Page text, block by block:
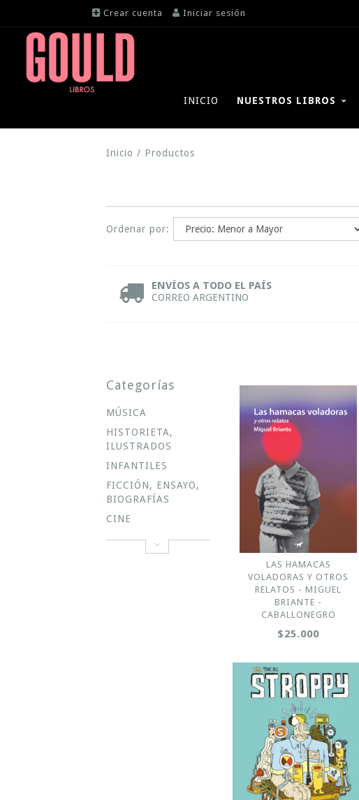
Crear cuenta Iniciar sesión
INICIO NUESTROS LIBROS
Inicio / Productos
Ordenar por:
ENVÍOS A TODO EL PAÍS
CORREO ARGENTINO
Categorías
MÚSICA
HISTORIETA,
ILUSTRADOS
INFANTILES
FICCIÓN, ENSAYO,
BIOGRAFÍAS
CINE
LAS HAMACAS
VOLADORAS Y OTROS
RELATOS - MIGUEL
BRIANTE -
CABALLONEGRO
$25.000